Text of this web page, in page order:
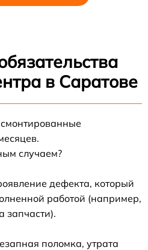
в Саратове
случаем?
дефекта, который
работой (например,
запчасти).
поломка, утрата